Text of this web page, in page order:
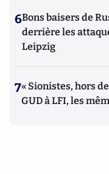
6Bons baisers de
derrière les
Leipzig
7« Sionistes, hors
GUD à LFI, les